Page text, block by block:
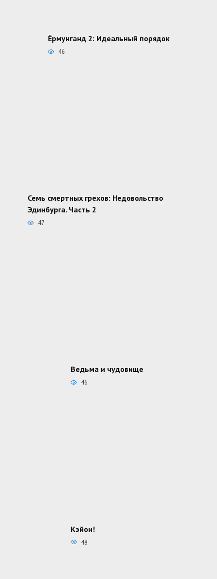
Ёрмунганд 2: Идеальный порядок
46
Семь смертных грехов: Недовольство
Эдинбурга. Часть 2
47
Ведьма и чудовище
46
Кэйон!
48